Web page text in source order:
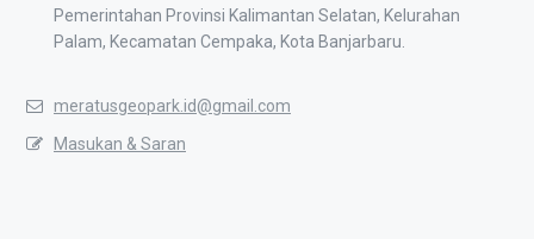
Pemerintahan Provinsi Kalimantan Selatan, Kelurahan
Palam, Kecamatan Cempaka, Kota Banjarbaru.
meratusgeopark.id@gmail.com
Masukan & Saran